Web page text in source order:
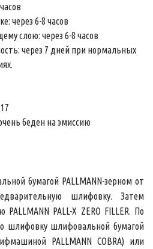
через 6-8 часов
слою: через 6-8 часов
через 7 дней при нормальных
беден на эмиссию
бумагой PALLMANN-зерном от
шлифовку. Затем
PALL-X ZERO FILLER. По
шлифовку шлифовальной бумагой
PALLMANN COBRA) или